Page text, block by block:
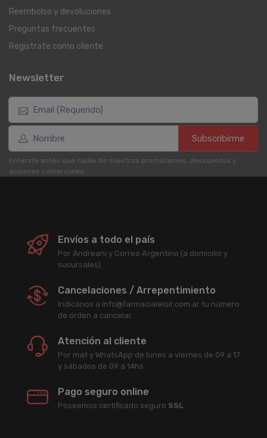
Reembolso y devoluciones
Preguntas frecuentes
Registrate como cliente
Newsletter
Subscribirme
Enterate antes que nadie de nuestras promociones, descuentos y
acciones comerciales.
Envíos a todo el país
Por Andreani y Correo Argentino (a domicilio y
sucursales).
Cancelaciones / Arrepentimiento
Indicanos a info@farmacialeloir.com.ar tu número
de órden a cancelar.
Atención al cliente
Por mail y WhatsApp de lunes a viernes de 09 a 17
y sábados de 09 a 14hs.
Pago seguro online
Poseemos certificado seguro SSL